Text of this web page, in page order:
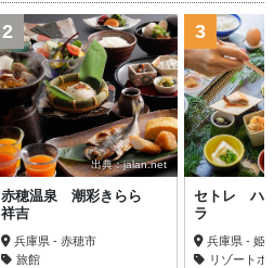
出典：jalan.net
2
赤穂温泉 潮彩きらら
祥吉
兵庫県 - 赤穂市
旅館
3
セトレ ハ
ラ
兵庫県 - 姫
リゾートホ